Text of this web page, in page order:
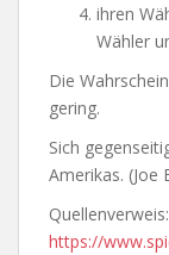
ihren
Wähler
Die
gering.
Sich
Amerikas. (Joe
Quellenverweis:
https://